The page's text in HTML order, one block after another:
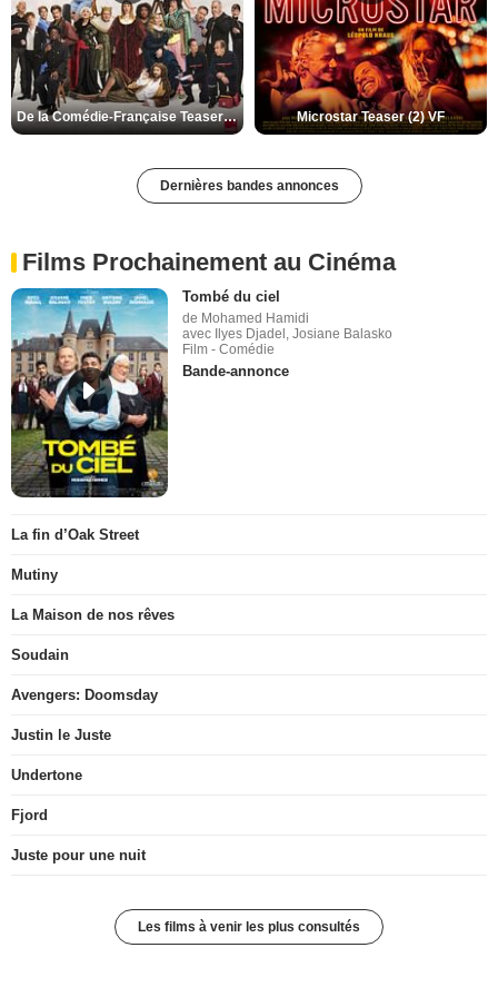
De la Comédie-Française Teaser (3) VF Microstar Teaser (2) VF
Dernières bandes annonces
Films Prochainement au Cinéma
Tombé du ciel
de Mohamed Hamidi
avec Ilyes Djadel, Josiane Balasko
Film - Comédie
Bande-annonce
La fin d’Oak Street
Mutiny
La Maison de nos rêves
Soudain
Avengers: Doomsday
Justin le Juste
Undertone
Fjord
Juste pour une nuit
Les films à venir les plus consultés